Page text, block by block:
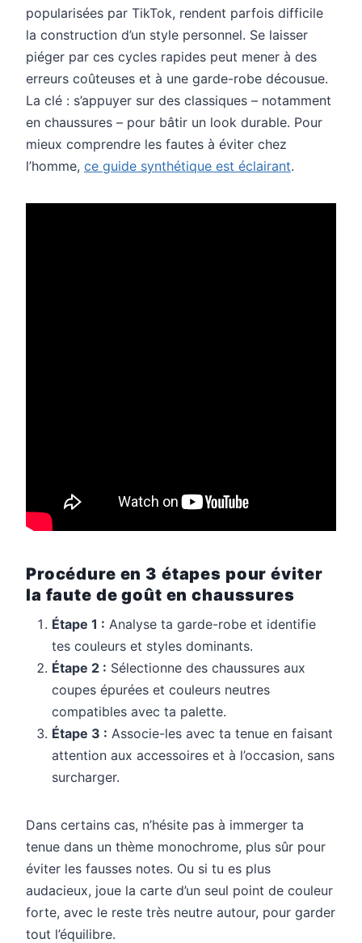
popularisées par TikTok, rendent parfois difficile
la construction d’un style personnel. Se laisser
piéger par ces cycles rapides peut mener à des
erreurs coûteuses et à une garde-robe décousue.
La clé : s’appuyer sur des classiques – notamment
en chaussures – pour bâtir un look durable. Pour
mieux comprendre les fautes à éviter chez
l’homme, ce guide synthétique est éclairant.
Procédure en 3 étapes pour éviter
la faute de goût en chaussures
Étape 1 : Analyse ta garde-robe et identifie
tes couleurs et styles dominants.
Étape 2 : Sélectionne des chaussures aux
coupes épurées et couleurs neutres
compatibles avec ta palette.
Étape 3 : Associe-les avec ta tenue en faisant
attention aux accessoires et à l’occasion, sans
surcharger.
Dans certains cas, n’hésite pas à immerger ta
tenue dans un thème monochrome, plus sûr pour
éviter les fausses notes. Ou si tu es plus
audacieux, joue la carte d’un seul point de couleur
forte, avec le reste très neutre autour, pour garder
tout l’équilibre.